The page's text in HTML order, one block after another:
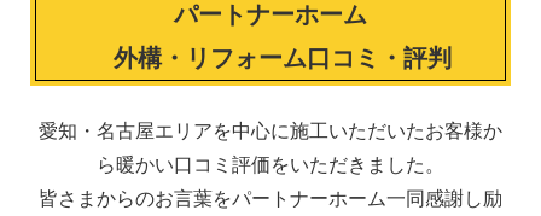
パートナーホーム
外構・リフォーム口コミ・評判
愛知・名古屋エリアを中心に施工いただいたお客様か
ら暖かい口コミ評価をいただきました。
皆さまからのお言葉をパートナーホーム一同感謝し励